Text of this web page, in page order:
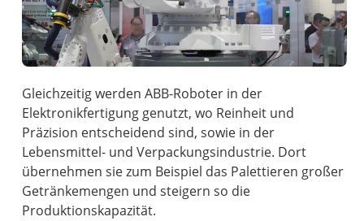
Gleichzeitig werden ABB-Roboter in der
Elektronikfertigung genutzt, wo Reinheit und
Präzision entscheidend sind, sowie in der
Lebensmittel- und Verpackungsindustrie. Dort
übernehmen sie zum Beispiel das Palettieren großer
Getränkemengen und steigern so die
Produktionskapazität.